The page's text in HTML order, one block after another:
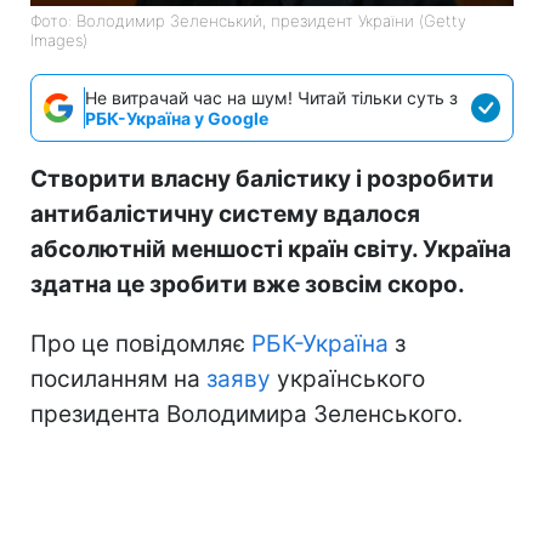
Фото: Володимир Зеленський, президент України (Getty
Images)
Не витрачай час на шум! Читай тільки суть з
РБК-Україна у Google
Створити власну балістику і розробити
антибалістичну систему вдалося
абсолютній меншості країн світу. Україна
здатна це зробити вже зовсім скоро.
Про це повідомляє РБК-Україна з
посиланням на заяву українського
президента Володимира Зеленського.